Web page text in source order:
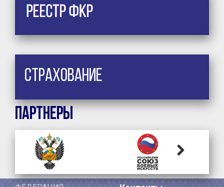
Страхование
Партнеры